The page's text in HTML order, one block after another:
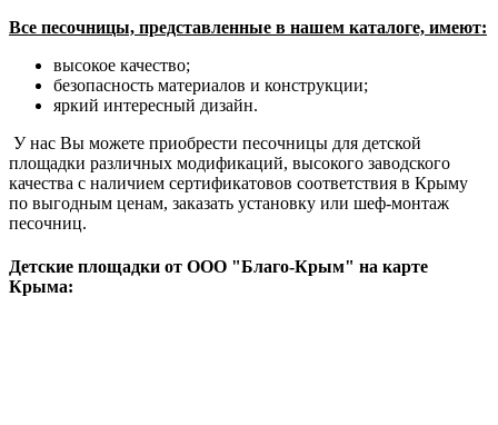
Все песочницы, представленные в нашем каталоге, имеют:
высокое качество;
безопасность материалов и конструкции;
яркий интересный дизайн.
У нас Вы можете приобрести песочницы для детской
площадки различных модификаций, высокого заводского
качества с наличием сертификатовов соответствия в Крыму
по выгодным ценам, заказать установку или шеф-монтаж
песочниц.
Детские площадки от ООО "Благо-Крым" на карте
Крыма: